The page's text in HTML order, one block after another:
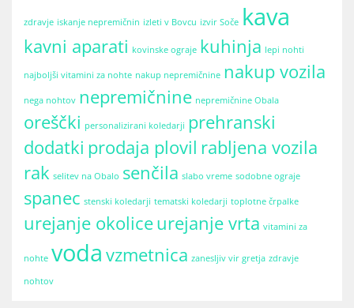
zdravje iskanje nepremičnin izleti v Bovcu izvir Soče kava
kavni aparati kovinske ograje kuhinja lepi nohti
najboljši vitamini za nohte nakup nepremičnine nakup vozila
nega nohtov nepremičnine nepremičnine Obala
oreščki personalizirani koledarji prehranski
dodatki prodaja plovil rabljena vozila
rak selitev na Obalo senčila slabo vreme sodobne ograje
spanec stenski koledarji tematski koledarji toplotne črpalke
urejanje okoliceurejanje vrta vitamini za
nohte voda vzmetnica zanesljiv vir gretja zdravje
nohtov